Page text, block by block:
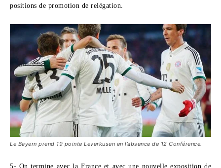
positions de promotion de relégation.
Le Bayern prend 19 pointe Leverkusen en l’absence de 12 Conférence.
5- On termine avec la France et avec une nouvelle exposition de